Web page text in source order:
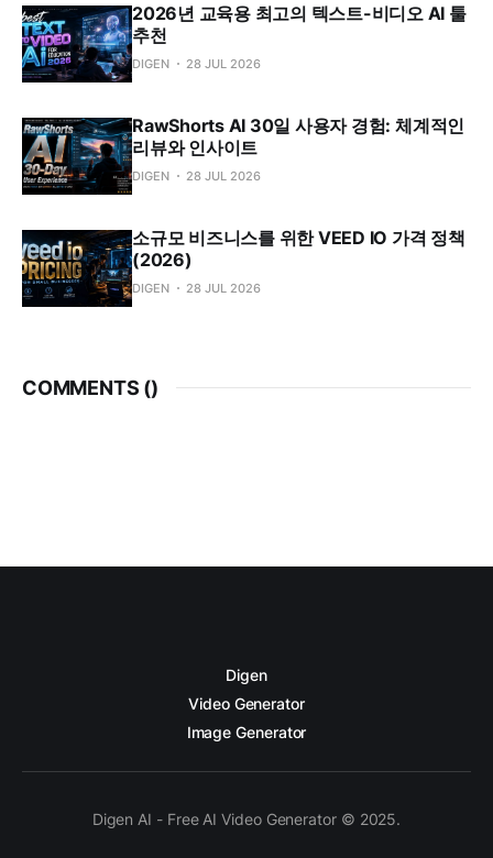
2026년 교육용 최고의 텍스트-비디오 AI 툴
추천
DIGEN 28 JUL 2026
RawShorts AI 30일 사용자 경험: 체계적인
리뷰와 인사이트
DIGEN 28 JUL 2026
소규모 비즈니스를 위한 VEED IO 가격 정책
(2026)
DIGEN 28 JUL 2026
COMMENTS ()
Digen
Video Generator
Image Generator
Digen AI - Free AI Video Generator © 2025.